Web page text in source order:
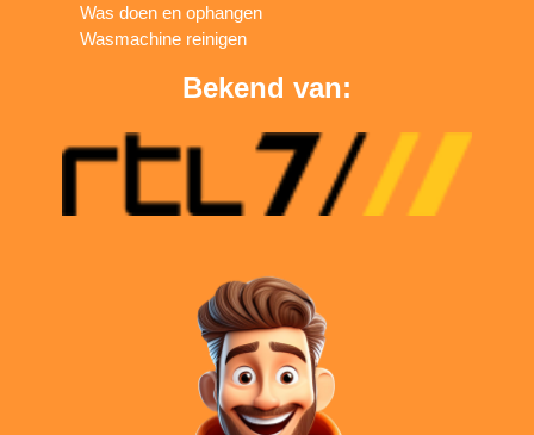
Was doen en ophangen
Wasmachine reinigen
Bekend van: